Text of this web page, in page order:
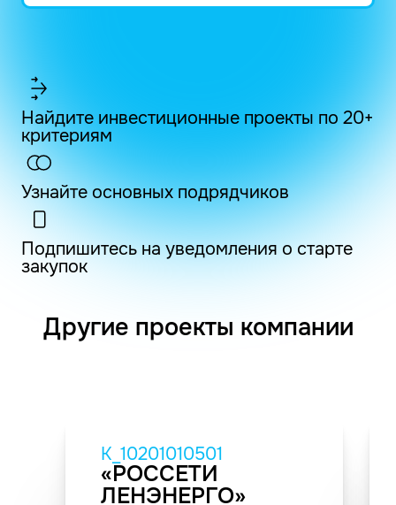
Найдите инвестиционные проекты по 20+
критериям
Узнайте основных подрядчиков
Подпишитесь на уведомления о старте
закупок
Другие проекты компании
K_10201010501
«РОССЕТИ
ЛЕНЭНЕРГО»